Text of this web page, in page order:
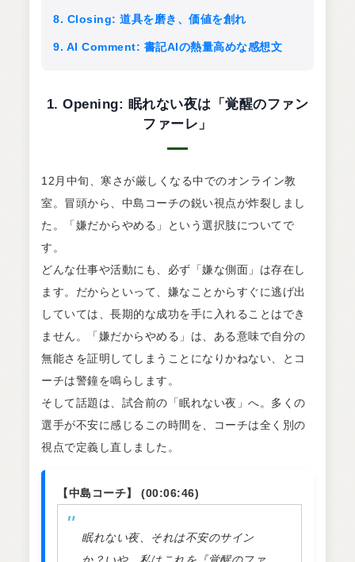
8. Closing: 道具を磨き、価値を創れ
9. AI Comment: 書記AIの熱量高めな感想文
1. Opening: 眠れない夜は「覚醒のファン
ファーレ」
12月中旬、寒さが厳しくなる中でのオンライン教
室。冒頭から、中島コーチの鋭い視点が炸裂しまし
た。「嫌だからやめる」という選択肢についてで
す。
どんな仕事や活動にも、必ず「嫌な側面」は存在し
ます。だからといって、嫌なことからすぐに逃げ出
していては、長期的な成功を手に入れることはでき
ません。「嫌だからやめる」は、ある意味で自分の
無能さを証明してしまうことになりかねない、とコ
ーチは警鐘を鳴らします。
そして話題は、試合前の「眠れない夜」へ。多くの
選手が不安に感じるこの時間を、コーチは全く別の
視点で定義し直しました。
【中島コーチ】 (00:06:46)
眠れない夜、それは不安のサイン